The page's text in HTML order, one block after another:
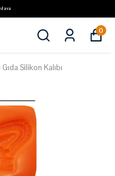
0
Silikon Kalıbı